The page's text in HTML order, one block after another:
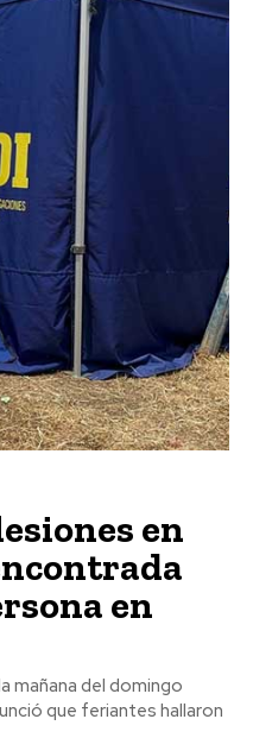
en
en
mañana del domingo
que feriantes hallaron